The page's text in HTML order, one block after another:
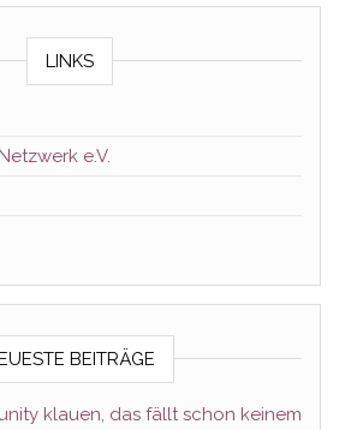
LINKS
e.V.
BEITRÄGE
klauen, das fällt schon keinem